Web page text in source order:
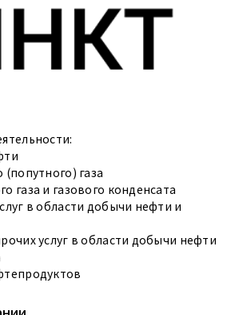
газа
газа и газового конденсата
в области добычи нефти и
услуг в области добычи нефти